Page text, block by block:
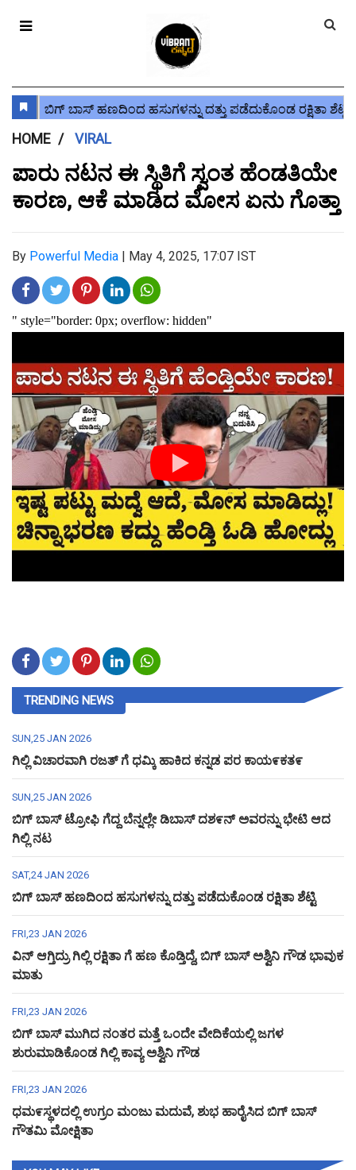
HOME VIRAL
ಪಾರು ನಟನ ಈ ಸ್ಥಿತಿಗೆ ಸ್ವಂತ ಹೆಂಡತಿಯೇ
ಕಾರಣ, ಆಕೆ ಮಾಡಿದ ಮೋಸ ಏನು ಗೊತ್ತಾ
By Powerful Media | May 4, 2025, 17:07 IST
TRENDING NEWS
SUN,25 JAN 2026
ಗಿಲ್ಲಿ ವಿಚಾರವಾಗಿ ರಜತ್ ಗೆ ಧಮ್ಕಿ ಹಾಕಿದ ಕನ್ನಡ ಪರ ಕಾಯ೯ಕತ೯
SUN,25 JAN 2026
ಬಿಗ್ ಬಾಸ್ ಟ್ರೋಫಿ ಗೆದ್ದ ಬೆನ್ನಲ್ಲೇ ಡಿಬಾಸ್ ದಶ೯ನ್ ಅವರನ್ನು ಭೇಟಿ ಆದ
ಗಿಲ್ಲಿ ನಟ
SAT,24 JAN 2026
ಬಿಗ್ ಬಾಸ್ ಹಣದಿಂದ ಹಸುಗಳನ್ನು ದತ್ತು ಪಡೆದುಕೊಂಡ ರಕ್ಷಿತಾ ಶೆಟ್ಟಿ
FRI,23 JAN 2026
ವಿನ್ ಆಗ್ತಿದ್ರು ಗಿಲ್ಲಿ ರಕ್ಷಿತಾ ಗೆ ಹಣ ಕೊಡ್ತಿದ್ದೆ, ಬಿಗ್ ಬಾಸ್ ಅಶ್ವಿನಿ ಗೌಡ ಭಾವುಕ
ಮಾತು
FRI,23 JAN 2026
ಬಿಗ್ ಬಾಸ್ ಮುಗಿದ ನಂತರ ಮತ್ತೆ ಒಂದೇ ವೇದಿಕೆಯಲ್ಲಿ ಜಗಳ
ಶುರುಮಾಡಿಕೊಂಡ ಗಿಲ್ಲಿ ಕಾವ್ಯ ಅಶ್ವಿನಿ ಗೌಡ
FRI,23 JAN 2026
ಧಮ೯ಸ್ಥಳದಲ್ಲಿ ಉಗ್ರಂ ಮಂಜು ಮದುವೆ, ಶುಭ ಹಾರೈಸಿದ ಬಿಗ್ ಬಾಸ್
ಗೌತಮಿ ಮೋಕ್ಷಿತಾ